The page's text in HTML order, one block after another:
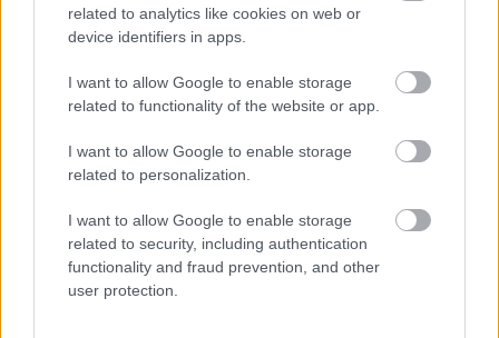
related to analytics like cookies on web or
device identifiers in apps.
I want to allow Google to enable storage
related to functionality of the website or app.
I want to allow Google to enable storage
related to personalization.
I want to allow Google to enable storage
related to security, including authentication
functionality and fraud prevention, and other
user protection.
Ugyanaz a cím volt.
Amikor odaértem, égett a verandafény.
Felsétáltam az ösvényen, és bekopogtam.
Szinte azonnal kinyílt az ajtó.
Egy negyvenes nő állt előttem, akit még nem láttam.